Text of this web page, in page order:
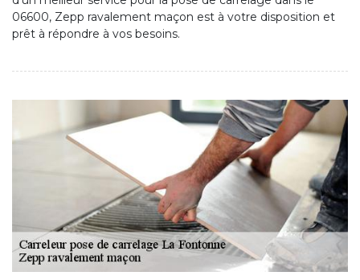
06600, Zepp ravalement maçon est à votre disposition et
prêt à répondre à vos besoins.